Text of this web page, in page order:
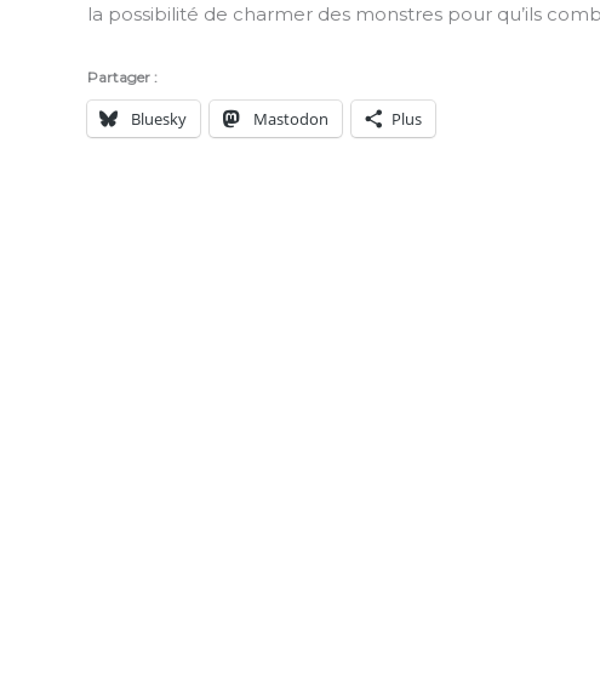
la possibilité de charmer des monstres pour qu’ils
Partager :
Bluesky Mastodon Plus